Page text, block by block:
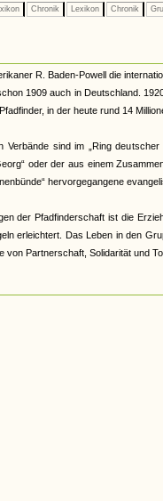
Chronik Lexikon Chronik
R. Baden-Powell die
1909 auch in Deutschland.
in der heute rund 14
Verbände sind im „Ring
oder der aus einem
hervorgegangene
der Pfadfinderschaft ist die
erleichtert. Das Leben in den
Partnerschaft, Solidarität und